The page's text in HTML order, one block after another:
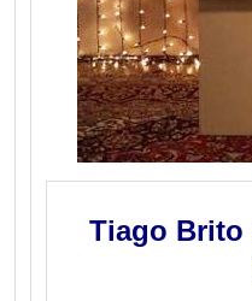
Tiago Brito